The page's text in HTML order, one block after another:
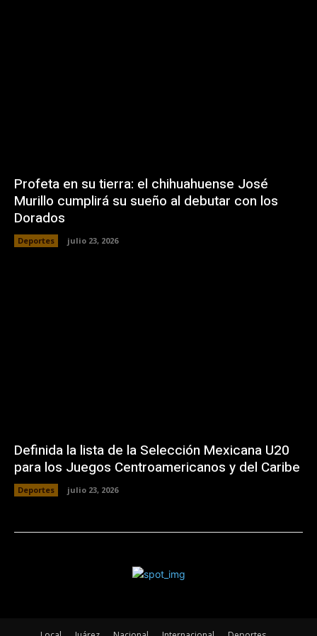
Profeta en su tierra: el chihuahuense José
Murillo cumplirá su sueño al debutar con los
Dorados
Deportes julio 23, 2026
Definida la lista de la Selección Mexicana U20
para los Juegos Centroamericanos y del Caribe
Deportes julio 23, 2026